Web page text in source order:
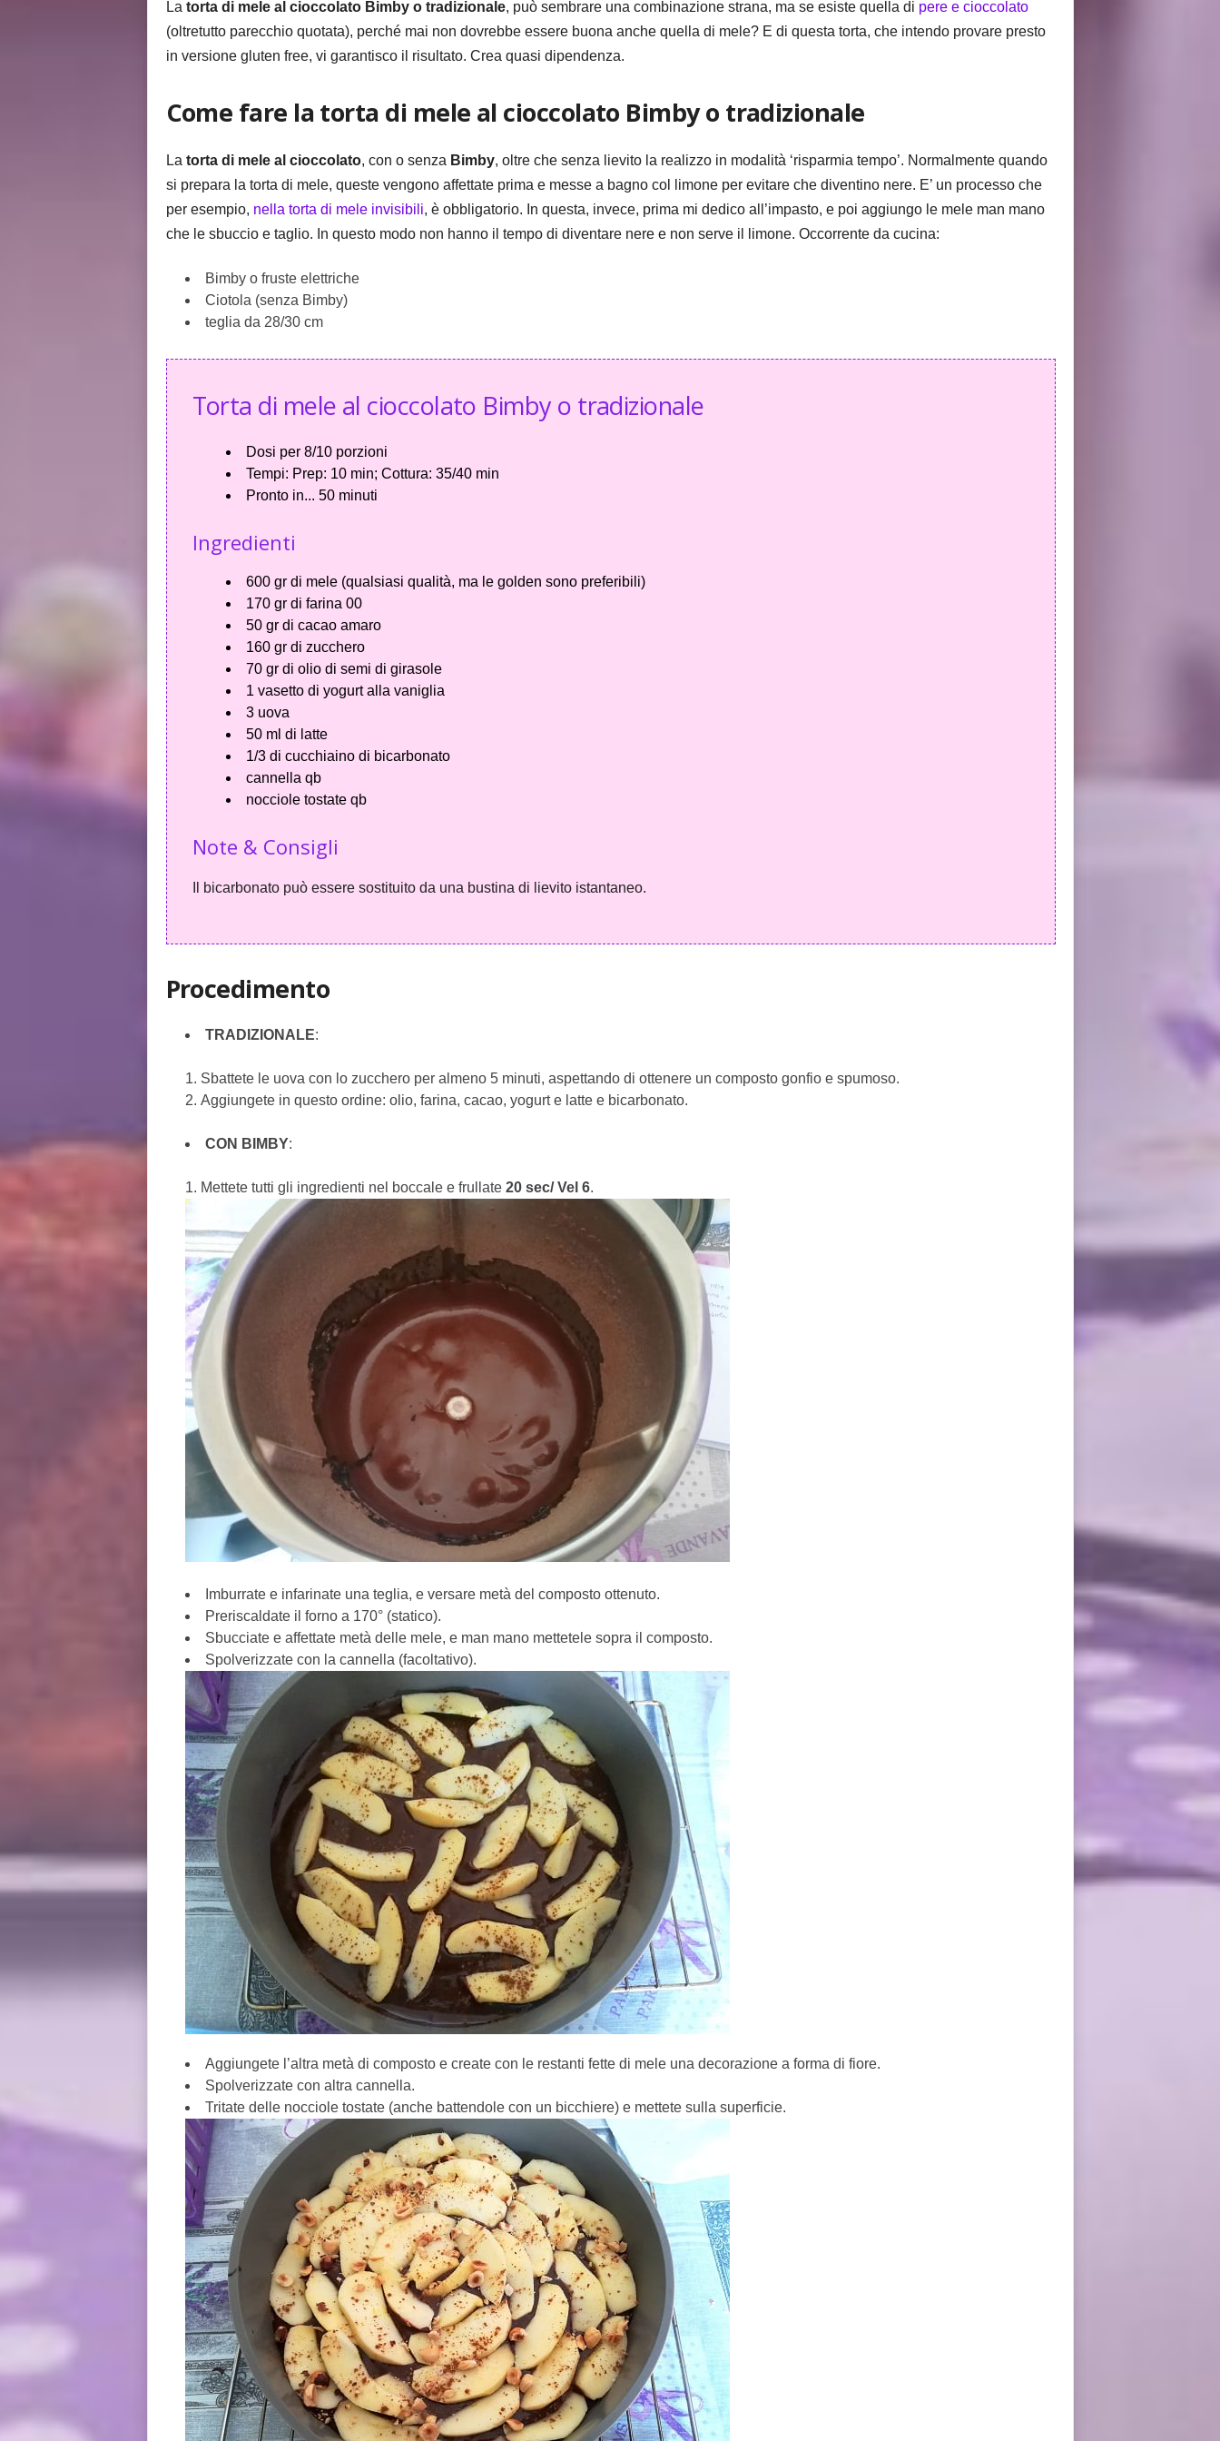
La torta di mele al cioccolato Bimby o tradizionale, può sembrare una combinazione strana, ma se esiste quella di pere e cioccolato
(oltretutto parecchio quotata), perché mai non dovrebbe essere buona anche quella di mele? E di questa torta, che intendo provare presto
in versione gluten free, vi garantisco il risultato. Crea quasi dipendenza.
Come fare la torta di mele al cioccolato Bimby o tradizionale
La torta di mele al cioccolato, con o senza Bimby, oltre che senza lievito la realizzo in modalità ‘risparmia tempo’. Normalmente quando
si prepara la torta di mele, queste vengono affettate prima e messe a bagno col limone per evitare che diventino nere. E’ un processo che
per esempio, nella torta di mele invisibili, è obbligatorio. In questa, invece, prima mi dedico all’impasto, e poi aggiungo le mele man mano
che le sbuccio e taglio. In questo modo non hanno il tempo di diventare nere e non serve il limone. Occorrente da cucina:
Bimby o fruste elettriche
Ciotola (senza Bimby)
teglia da 28/30 cm
Torta di mele al cioccolato Bimby o tradizionale
Dosi per8/10 porzioni
Tempi: Prep: 10 min; Cottura: 35/40 min
Pronto in... 50 minuti
Ingredienti
600 gr di mele (qualsiasi qualità, ma le golden sono preferibili)
170 gr di farina 00
50 gr di cacao amaro
160 gr di zucchero
70 gr di olio di semi di girasole
1 vasetto di yogurt alla vaniglia
3 uova
50 ml di latte
1/3 di cucchiaino di bicarbonato
cannella qb
nocciole tostate qb
Note & Consigli
Il bicarbonato può essere sostituito da una bustina di lievito istantaneo.
Procedimento
TRADIZIONALE:
Sbattete le uova con lo zucchero per almeno 5 minuti, aspettando di ottenere un composto gonfio e spumoso.
Aggiungete in questo ordine: olio, farina, cacao, yogurt e latte e bicarbonato.
CON BIMBY:
Mettete tutti gli ingredienti nel boccale e frullate 20 sec/ Vel 6.
Imburrate e infarinate una teglia, e versare metà del composto ottenuto.
Preriscaldate il forno a 170° (statico).
Sbucciate e affettate metà delle mele, e man mano mettetele sopra il composto.
Spolverizzate con la cannella (facoltativo).
Aggiungete l’altra metà di composto e create con le restanti fette di mele una decorazione a forma di fiore.
Spolverizzate con altra cannella.
Tritate delle nocciole tostate (anche battendole con un bicchiere) e mettete sulla superficie.